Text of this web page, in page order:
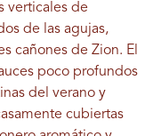
verticales de
de las agujas,
cañones de Zion. El
poco profundos
del verano y
cubiertas